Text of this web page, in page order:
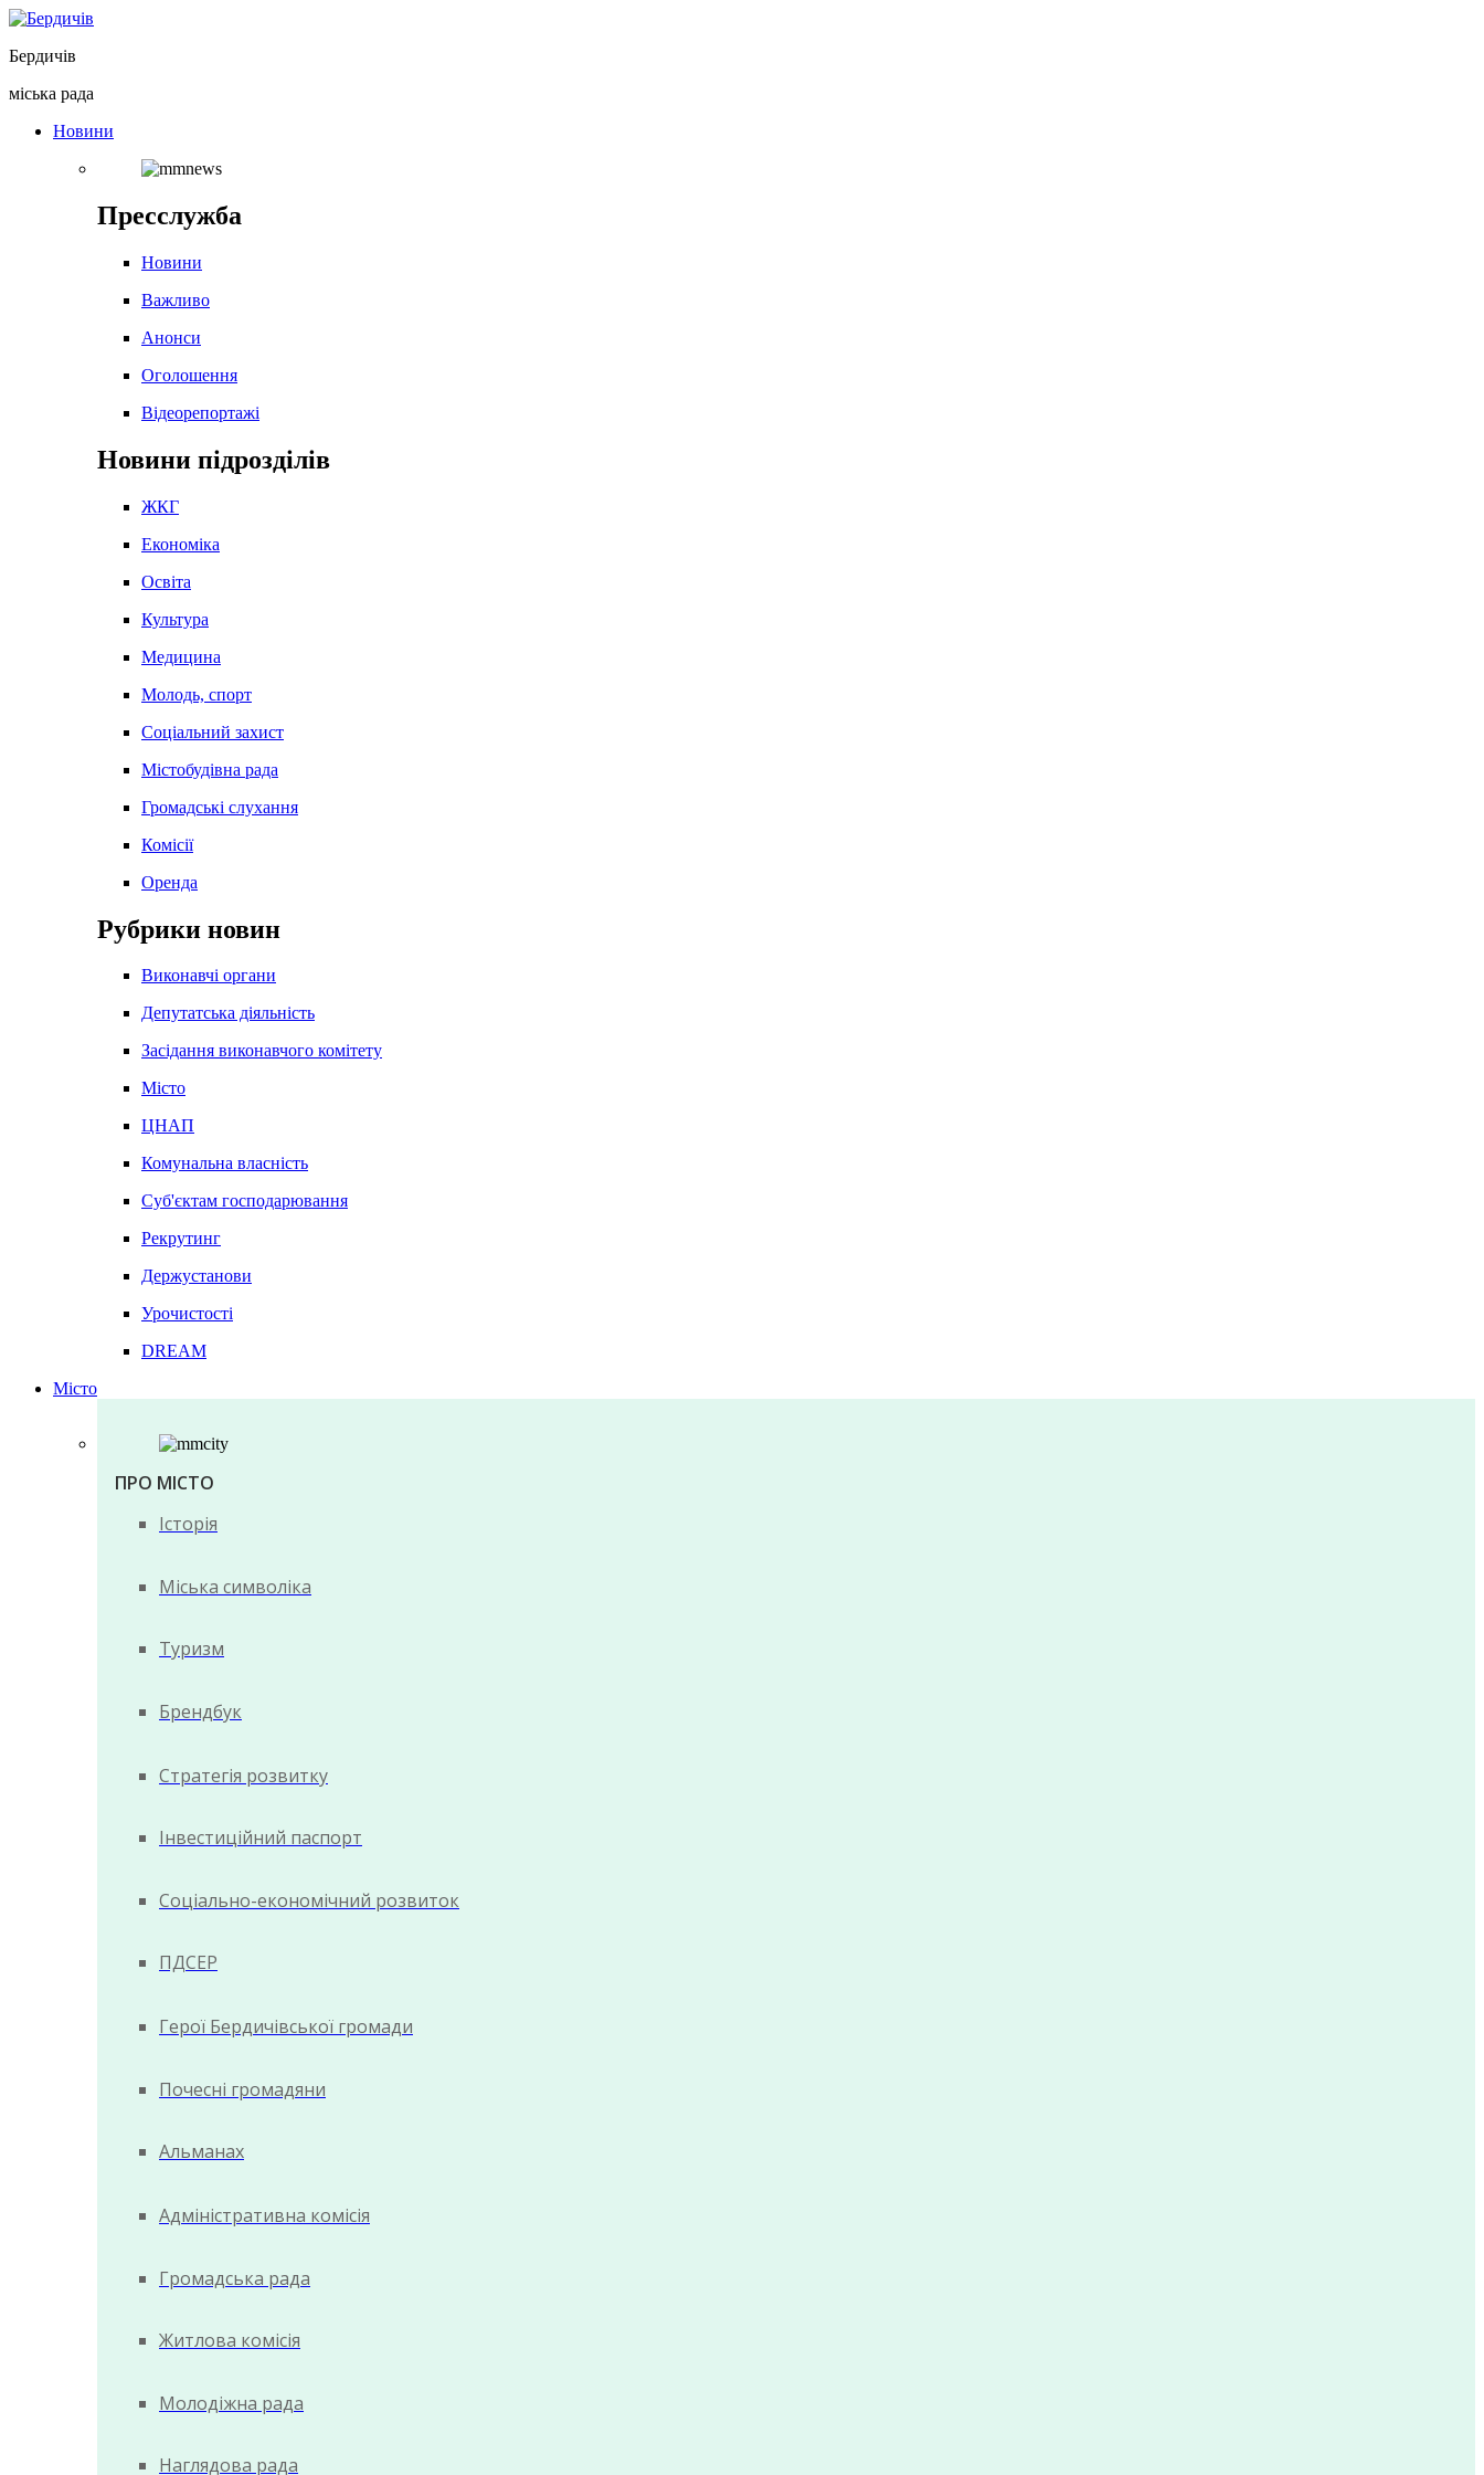
Перейти
вмісту
Бердичів
міська рада
Новини
Пресслужба
Новини
Важливо
Анонси
Оголошення
Відеорепортажі
Новини підрозділів
ЖКГ
Економіка
Освіта
Культура
Медицина
Молодь, спорт
Соціальний захист
Містобудівна рада
Громадські слухання
Комісії
Оренда
Рубрики новин
Виконавчі органи
Депутатська діяльність
Засідання виконавчого комітету
Місто
ЦНАП
Комунальна власність
Суб'єктам господарювання
Рекрутинг
Держустанови
Урочистості
DREAM
Місто
ПРО МІСТО
Історія
Міська символіка
Туризм
Брендбук
Стратегія розвитку
Інвестиційний паспорт
Соціально-економічний розвиток
ПДСЕР
Герої Бердичівської громади
Почесні громадяни
Альманах
Адміністративна комісія
Громадська рада
Житлова комісія
Молодіжна рада
Наглядова рада